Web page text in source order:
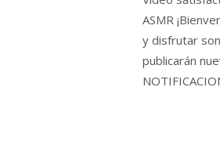
ASMR
y disfrutar
publicarán